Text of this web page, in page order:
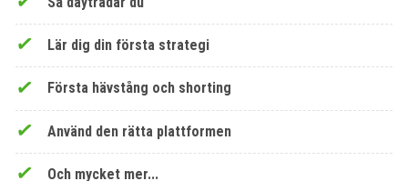
Lär dig din första strategi
Första hävstång och shorting
Använd den rätta plattformen
Och mycket mer...